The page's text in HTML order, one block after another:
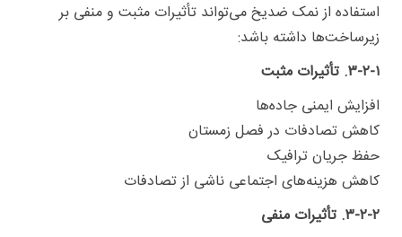
استفاده از نمک ضدیخ می‌تواند تأثیرات مثبت و منفی بر
زیرساخت‌ها داشته باشد:
۳-۲-۱. تأثیرات مثبت
افزایش ایمنی جاده‌ها
کاهش تصادفات در فصل زمستان
حفظ جریان ترافیک
کاهش هزینه‌های اجتماعی ناشی از تصادفات
۳-۲-۲. تأثیرات منفی